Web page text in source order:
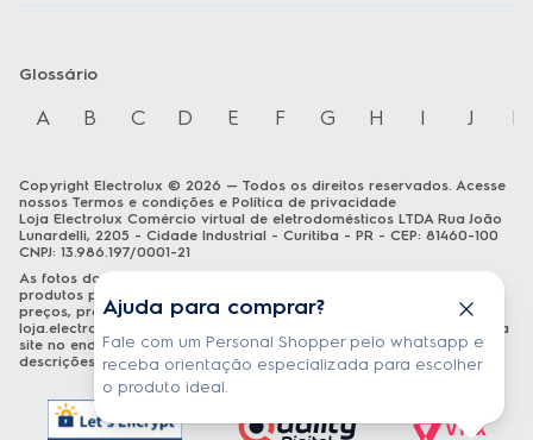
Ajuda para comprar?
Fale com um Personal Shopper pelo whatsapp e
receba orientação especializada para escolher
o produto ideal.
Glossário
A B C D E F G H I J K
Copyright Electrolux © 2026 — Todos os direitos reservados. Acesse
nossos Termos e condições e Política de privacidade
Loja Electrolux Comércio virtual de eletrodomésticos LTDA Rua João
Lunardelli, 2205 - Cidade Industrial - Curitiba - PR - CEP: 81460-100
CNPJ: 13.986.197/0001-21
As fotos dos produtos são meramente ilustrativas. A venda dos
produtos publicados está sujeita a disponibilidade de estoque. Os
preços, promoções e formas de pagamento publicados em
loja.electrolux.com.br
estão válidos exclusivamente para compra via
site no endereço mencionado. As especificações técnicas e
descrições estão sujeitas a alterações sem aviso prévio.